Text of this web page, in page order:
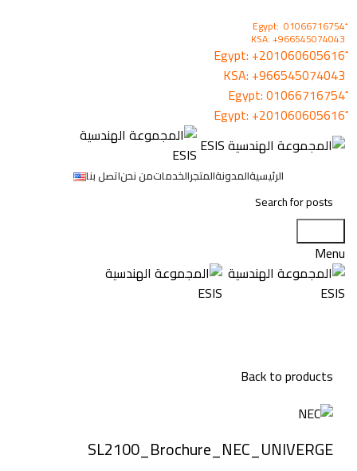
KSA: +966545074043
+201060605616
KSA: +966545074043
01066716754
+201060605616
الرئيسيةالمدونةالمتجرالخدماتمن نحناتصل بنا
Menu
Back to products
SL2100_Brochure_NEC_UNIVERGE